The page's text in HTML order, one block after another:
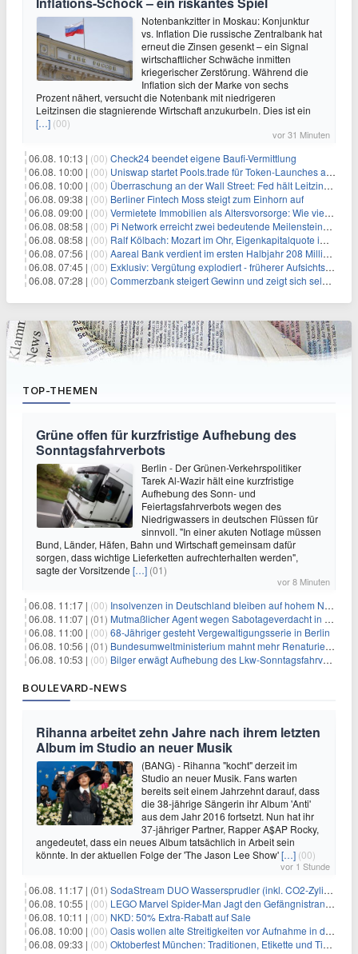
Notenbankzitter in Moskau: Konjunktur
vs. Inflation Die russische Zentralbank hat
erneut die Zinsen gesenkt – ein Signal
wirtschaftlicher Schwäche inmitten
kriegerischer Zerstörung. Während die
Inflation sich der Marke von sechs
Prozent nähert, versucht die Notenbank mit niedrigeren
Leitzinsen die stagnierende Wirtschaft anzukurbeln. Dies ist ein
[…] (00)
vor 31 Minuten
06.08. 10:13 | (00) Check24 beendet eigene Baufi-Vermittlung
06.08. 10:00 | (00) Uniswap startet Pools.trade für Token-Launches auf Robinhood Chain
06.08. 10:00 | (00) Überraschung an der Wall Street: Fed hält Leitzins fest – aber Warsh sendet klares Signal
06.08. 09:38 | (00) Berliner Fintech Moss steigt zum Einhorn auf
06.08. 09:00 | (00) Vermietete Immobilien als Altersvorsorge: Wie viel Rendite Vermieter wirklich verdienen
06.08. 08:58 | (00) Pi Network erreicht zwei bedeutende Meilensteine in einer Rallye
06.08. 08:58 | (00) Ralf Kölbach: Mozart im Ohr, Eigenkapitalquote im Blick - wie dieser Denker die Westerwald Bank führt
06.08. 07:56 | (00) Aareal Bank verdient im ersten Halbjahr 208 Millionen Euro
06.08. 07:45 | (00) Exklusiv: Vergütung explodiert - früherer Aufsichtsratschef gibt aus Protest Ehrentitel ab
06.08. 07:28 | (00) Commerzbank steigert Gewinn und zeigt sich selbstbewusst gegenüber Unicredit
TOP-THEMEN
Grüne offen für kurzfristige Aufhebung des
Sonntagsfahrverbots
Berlin - Der Grünen-Verkehrspolitiker
Tarek Al-Wazir hält eine kurzfristige
Aufhebung des Sonn- und
Feiertagsfahrverbots wegen des
Niedrigwassers in deutschen Flüssen für
sinnvoll. "In einer akuten Notlage müssen
Bund, Länder, Häfen, Bahn und Wirtschaft gemeinsam dafür
sorgen, dass wichtige Lieferketten aufrechterhalten werden",
sagte der Vorsitzende […] (01)
vor 8 Minuten
06.08. 11:17 | (00) Insolvenzen in Deutschland bleiben auf hohem Niveau
06.08. 11:07 | (01) Mutmaßlicher Agent wegen Sabotageverdacht in Thüringen festgenommen
06.08. 11:00 | (00) 68-Jähriger gesteht Vergewaltigungsserie in Berlin
06.08. 10:56 | (01) Bundesumweltministerium mahnt mehr Renaturierung an
06.08. 10:53 | (00) Bilger erwägt Aufhebung des Lkw-Sonntagsfahrverbots
BOULEVARD-NEWS
Rihanna arbeitet zehn Jahre nach ihrem letzten
Album im Studio an neuer Musik
(BANG) - Rihanna "kocht" derzeit im
Studio an neuer Musik. Fans warten
bereits seit einem Jahrzehnt darauf, dass
die 38-jährige Sängerin ihr Album 'Anti'
aus dem Jahr 2016 fortsetzt. Nun hat ihr
37-jähriger Partner, Rapper A$AP Rocky,
angedeutet, dass ein neues Album tatsächlich in Arbeit sein
könnte. In der aktuellen Folge der 'The Jason Lee Show'[…] (00)
vor 1 Stunde
06.08. 11:17 | (01) SodaStream DUO Wassersprudler (inkl. CO2-Zylinder) für 94€
06.08. 10:55 | (00) LEGO Marvel Spider-Man Jagt den Gefängnistransporter (76349) für 32,99€
06.08. 10:11 | (00) NKD: 50% Extra-Rabatt auf Sale
06.08. 10:00 | (00) Oasis wollen alte Streitigkeiten vor Aufnahme in die Rock and Roll Hall of Fame begraben
06.08. 09:33 | (00) Oktoberfest München: Traditionen, Etikette und Tipps für Gäste aus dem In- und Ausland